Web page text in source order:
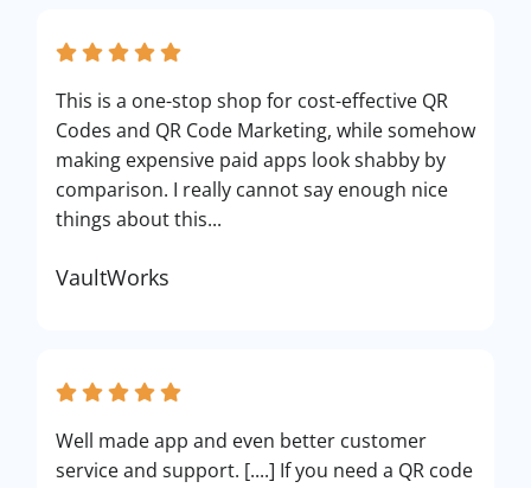
This is a one-stop shop for cost-effective QR
Codes and QR Code Marketing, while somehow
making expensive paid apps look shabby by
comparison. I really cannot say enough nice
things about this...
VaultWorks
Well made app and even better customer
service and support. [....] If you need a QR code